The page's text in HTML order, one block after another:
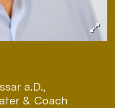
a.D.,
& Coach